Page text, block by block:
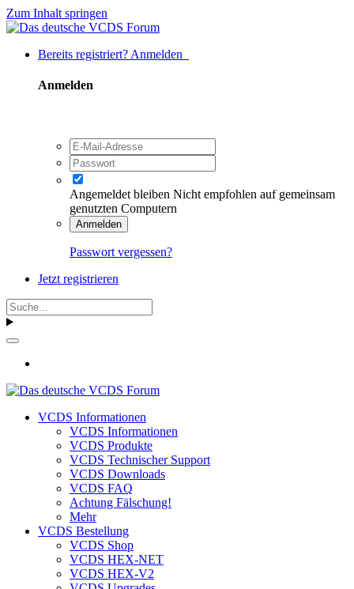
Zum Inhalt springen
Bereits registriert? Anmelden
Anmelden
Angemeldet bleiben Nicht empfohlen auf gemeinsam
genutzten Computern
Anmelden
Passwort vergessen?
Jetzt registrieren
VCDS Informationen
VCDS Informationen
VCDS Produkte
VCDS Technischer Support
VCDS Downloads
VCDS FAQ
Achtung Fälschung!
Mehr
VCDS Bestellung
VCDS Shop
VCDS HEX-NET
VCDS HEX-V2